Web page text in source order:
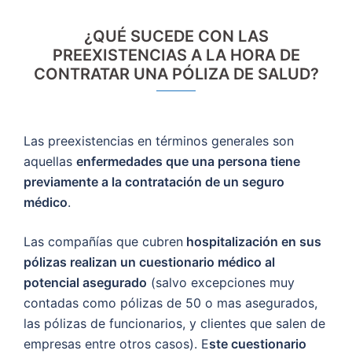
¿QUÉ SUCEDE CON LAS
PREEXISTENCIAS A LA HORA DE
CONTRATAR UNA PÓLIZA DE SALUD?
Las preexistencias en términos generales son
aquellas enfermedades que una persona tiene
previamente a la contratación de un seguro
médico.
Las compañías que cubren hospitalización en sus
pólizas realizan un cuestionario médico al
potencial asegurado (salvo excepciones muy
contadas como pólizas de 50 o mas asegurados,
las pólizas de funcionarios, y clientes que salen de
empresas entre otros casos). Este cuestionario